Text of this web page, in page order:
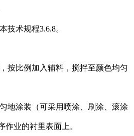
技术规程3.6.8。
按比例加入辅料，搅拌至颜色均匀
地涂装（可采用喷涂、刷涂、滚涂
作业的衬里表面上。